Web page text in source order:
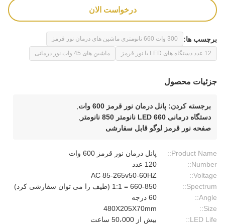
درخواست الان
برچسب ها: 300 وات 660 نانومتری ماشین های درمان نور قرمز
12 عدد دستگاه های LED با نور قرمز ماشین های 45 وات نور درمانی
جزئیات محصول
برجسته کردن: پانل درمان نور قرمز 600 وات
دستگاه درمانی LED 660 نانومتر 850 نانومتر
صفحه نور قرمز لوگو قابل سفارشی
Product Name::
پانل درمان نور قرمز 600 وات
Number::
120 عدد
Voltage::
AC 85-265v50-60HZ
Spectrum::
660-850 = 1:1 (طیف را می توان سفارشی کرد)
Angle::
60 درجه
Size::
480X205X70mm
LED Life::
بیش از 50،000 ساعت